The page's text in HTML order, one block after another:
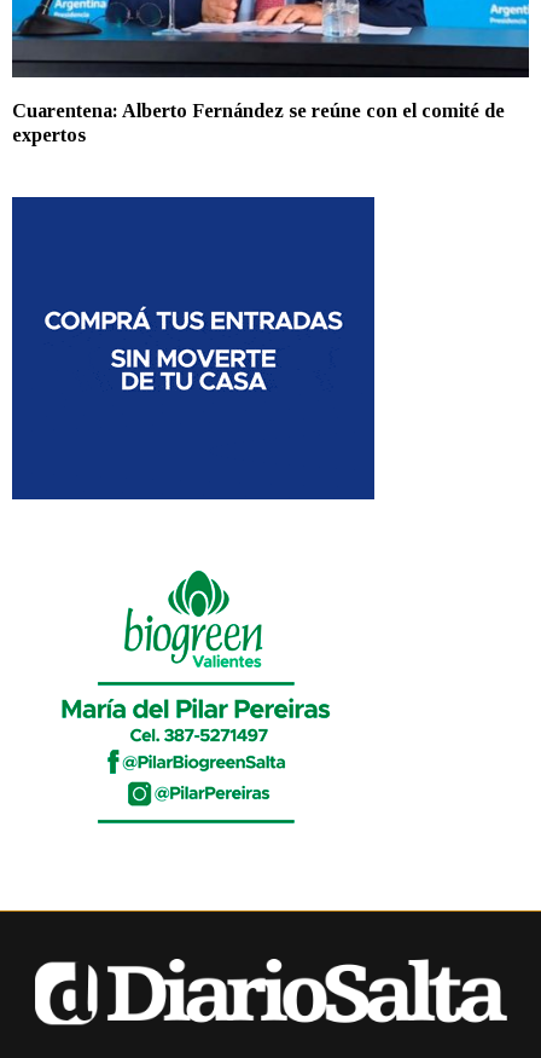
Cuarentena: Alberto Fernández se reúne con el comité de
expertos